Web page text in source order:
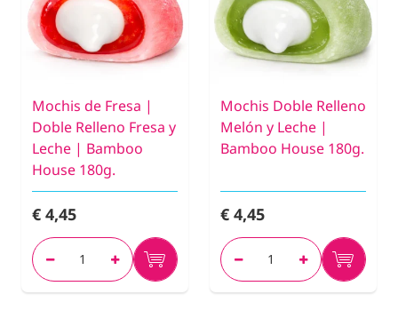
Mochis de Fresa |
Doble Relleno Fresa y
Leche | Bamboo
House 180g.
€ 4,45
Mochis Doble Relleno
Melón y Leche |
Bamboo House 180g.
€ 4,45